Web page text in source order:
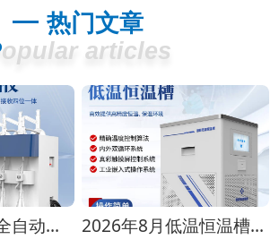
热门文章
Popular articles
2026年莱恩德全自动蒸馏仪全型号对比选购指南 2026年8月低温恒温槽选购攻略 全生命周期成本对比